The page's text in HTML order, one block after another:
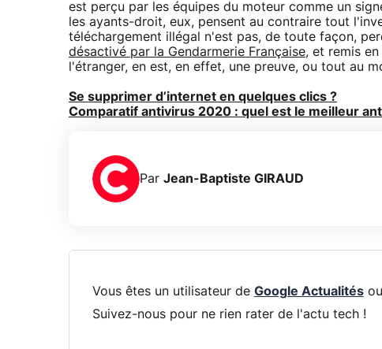
est perçu par les équipes du moteur comme un
les ayants-droit, eux, pensent au contraire tout
téléchargement illégal n'est pas, de toute façon,
désactivé par la Gendarmerie Française, et remis
l'étranger, en est, en effet, une preuve, ou tout au
Se supprimer d’internet en quelques clics ?
Comparatif antivirus 2020 : quel est le meilleur
Par Jean-Baptiste GIRAUD
Vous êtes un utilisateur de Google Actualités
Suivez-nous pour ne rien rater de l'actu tech !